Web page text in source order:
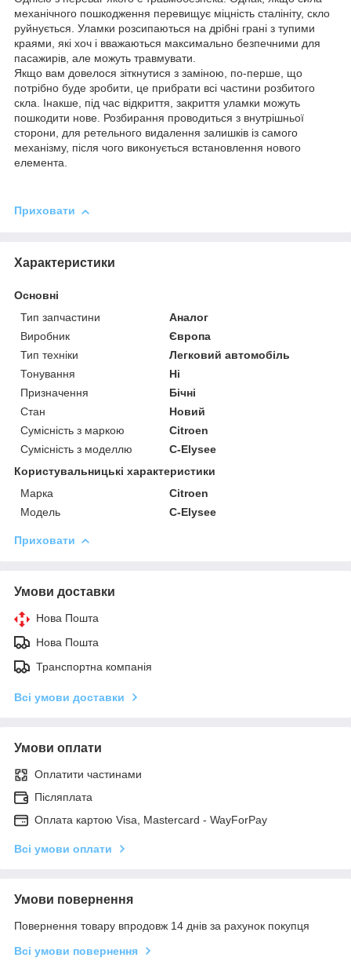
механічного пошкодження перевищує міцність сталініту, скло
руйнується. Уламки розсипаються на дрібні грані з тупими
краями, які хоч і вважаються максимально безпечними для
пасажирів, але можуть травмувати.
Якщо вам довелося зіткнутися з заміною, по-перше, що
потрібно буде зробити, це прибрати всі частини розбитого
скла. Інакше, під час відкриття, закриття уламки можуть
пошкодити нове. Розбирання проводиться з внутрішньої
сторони, для ретельного видалення залишків із самого
механізму, після чого виконується встановлення нового
елемента.
Приховати
Характеристики
Основні
Тип запчастини
Аналог
Виробник
Європа
Тип техніки
Легковий автомобіль
Тонування
Ні
Призначення
Бічні
Стан
Новий
Сумісність з маркою
Citroen
Сумісність з моделлю
C-Elysee
Користувальницькі характеристики
Марка
Citroen
Модель
C-Elysee
Приховати
Умови доставки
Нова Пошта
Нова Пошта
Транспортна компанія
Всі умови доставки
Умови оплати
Оплатити частинами
Післяплата
Оплата картою Visa, Mastercard - WayForPay
Всі умови оплати
Умови повернення
Повернення товару впродовж 14 днів за рахунок покупця
Всі умови повернення